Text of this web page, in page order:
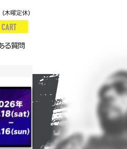
(木曜定休)